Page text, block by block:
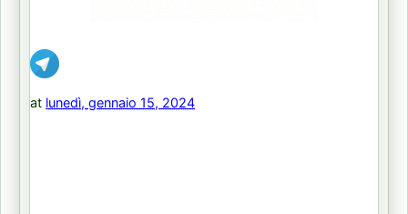
at lunedì, gennaio 15, 2024